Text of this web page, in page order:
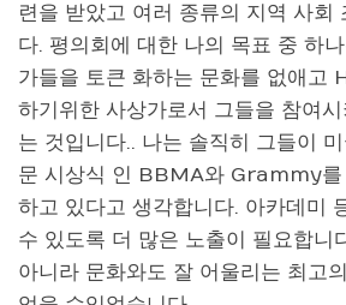
련을 받았고 여러 종류의 지역 사회
다. 평의회에 대한 나의 목표 중 하
가들을 토큰 화하는 문화를 없애고
하기위한 사상가로서 그들을 참여
는 것입니다.. 나는 솔직히 그들이
문 시상식 인 BBMA와 Grammy를
하고 있다고 생각합니다. 아카데미
수 있도록 더 많은 노출이 필요합니
아니라 문화와도 잘 어울리는 최고